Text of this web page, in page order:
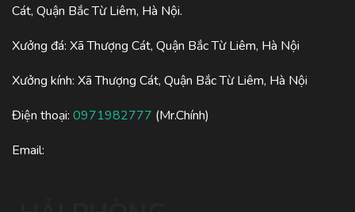
Cát, Quận Bắc Từ Liêm, Hà Nội.
Xưởng đá: Xã Thượng Cát, Quận Bắc Từ Liêm, Hà Nội
Xưởng kính: Xã Thượng Cát, Quận Bắc Từ Liêm, Hà Nội
Điện thoại: 0971982777 (Mr.Chính)
Email: